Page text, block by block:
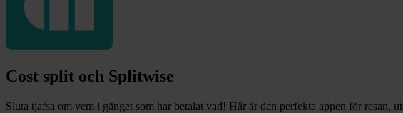
Cost split och Splitwise
Sluta tjafsa om vem i gänget som har betalat vad! Här är den perfekta appen för resan,